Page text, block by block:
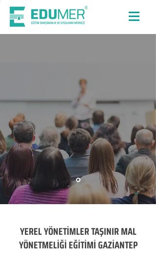
YEREL YÖNETİMLER TAŞINIR MAL
YÖNETMELİĞİ EĞİTİMİ GAZİANTEP